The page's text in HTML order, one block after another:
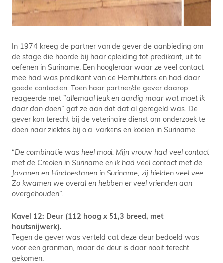
In 1974 kreeg de partner van de gever de aanbieding om
de stage die hoorde bij haar opleiding tot predikant, uit te
oefenen in Suriname. Een hoogleraar waar ze veel contact
mee had was predikant van de Hernhutters en had daar
goede contacten. Toen haar partner/de gever daarop
reageerde met ”allemaal leuk en aardig maar wat moet ik
daar dan doen” gaf ze aan dat dat al geregeld was. De
gever kon terecht bij de veterinaire dienst om onderzoek te
doen naar ziektes bij o.a. varkens en koeien in Suriname.
“De combinatie was heel mooi. Mijn vrouw had veel contact
met de Creolen in Suriname en ik had veel contact met de
Javanen en Hindoestanen in Suriname, zij hielden veel vee.
Zo kwamen we overal en hebben er veel vrienden aan
overgehouden”.
Kavel 12: Deur (112 hoog x 51,3 breed, met
houtsnijwerk).
Tegen de gever was verteld dat deze deur bedoeld was
voor een granman, maar de deur is daar nooit terecht
gekomen.